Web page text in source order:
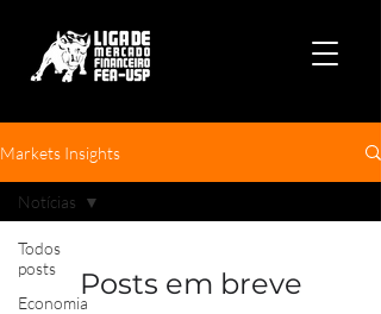
Markets Insights
Todos
posts
Economia
Notícias
Posts em breve